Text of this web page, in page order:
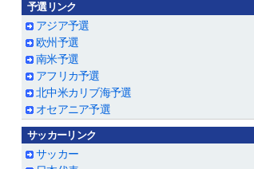
予選リンク
アジア予選
欧州予選
南米予選
アフリカ予選
北中米カリブ海予選
オセアニア予選
サッカーリンク
サッカー